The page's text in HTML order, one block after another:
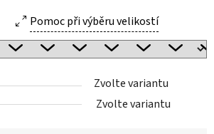
Pomoc při výběru velikostí
Zvolte variantu
Zvolte variantu